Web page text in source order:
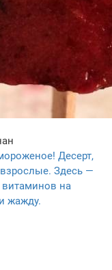
Десерт,
Здесь —
на
жажду.